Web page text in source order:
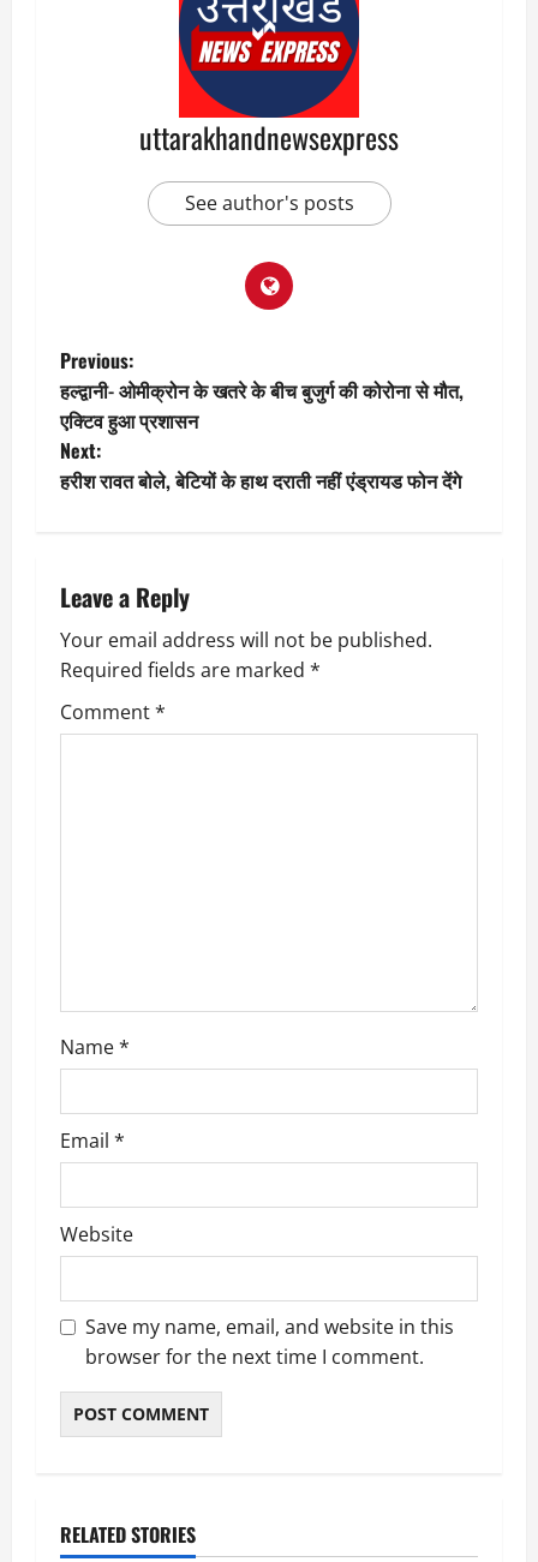
uttarakhandnewsexpress
See author's posts
P
o
s
a
v
i
n
Previous:
हल्द्वानी- ओमीक्रोन के खतरे के बीच बुजुर्ग की कोरोना से मौत,
एक्टिव हुआ प्रशासन
Next:
हरीश रावत बोले, बेटियों के हाथ दराती नहीं एंड्रायड फोन देंगे
Leave a Reply
Your email address will not be published.
Required fields are marked *
Comment*
Name*
Email *
Website
Save my name, email, and website in this
browser for the next time I comment.
RELATED STORIES